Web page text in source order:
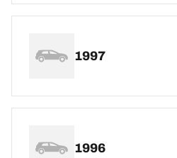
1997
1996